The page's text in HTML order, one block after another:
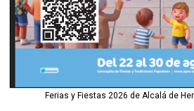
Ferias y Fiestas 2026 de Alcalá de